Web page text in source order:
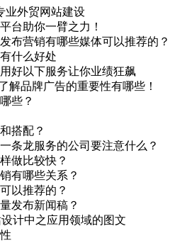
业外贸网站建设
台助你一臂之力！
布营销有哪些媒体可以推荐的？
什么好处
好以下服务让你业绩狂飙
解品牌广告的重要性有哪些！
些？
搭配？
条龙服务的公司要注意什么？
做比较快？
有哪些关系？
以推荐的？
发布新闻稿？
计中之应用领域的图文